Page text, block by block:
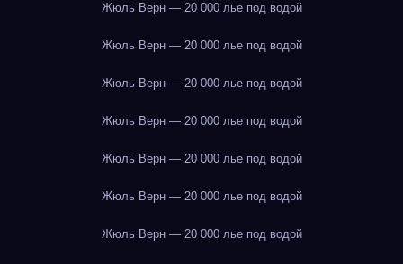
Жюль Верн — 20 000 лье под водой
Жюль Верн — 20 000 лье под водой
Жюль Верн — 20 000 лье под водой
Жюль Верн — 20 000 лье под водой
Жюль Верн — 20 000 лье под водой
Жюль Верн — 20 000 лье под водой
Жюль Верн — 20 000 лье под водой